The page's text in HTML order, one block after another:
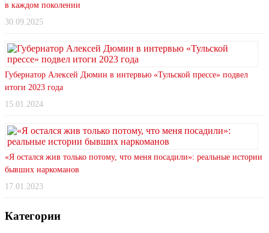
в каждом поколении
30.09.2025
Губернатор Алексей Дюмин в интервью «Тульской прессе» подвел
итоги 2023 года
15.01.2024
«Я остался жив только потому, что меня посадили»: реальные истории
бывших наркоманов
17.01.2023
Категории